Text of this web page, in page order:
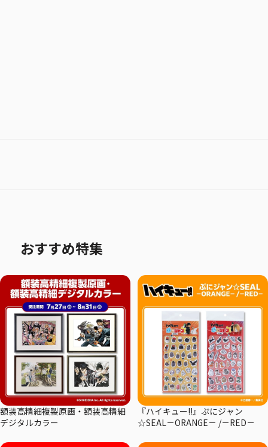
おすすめ特集
額装高精細複製原画・額装高精細
デジタルカラー
『ハイキュー!!』ぷにジャン
☆SEAL－ORANGE－ /－RED－